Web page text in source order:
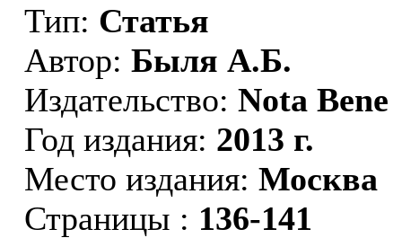
Тип: Статья
Автор: Быля А.Б.
Издательство: Nota Bene
Год издания: 2013 г.
Место издания: Москва
Страницы : 136-141